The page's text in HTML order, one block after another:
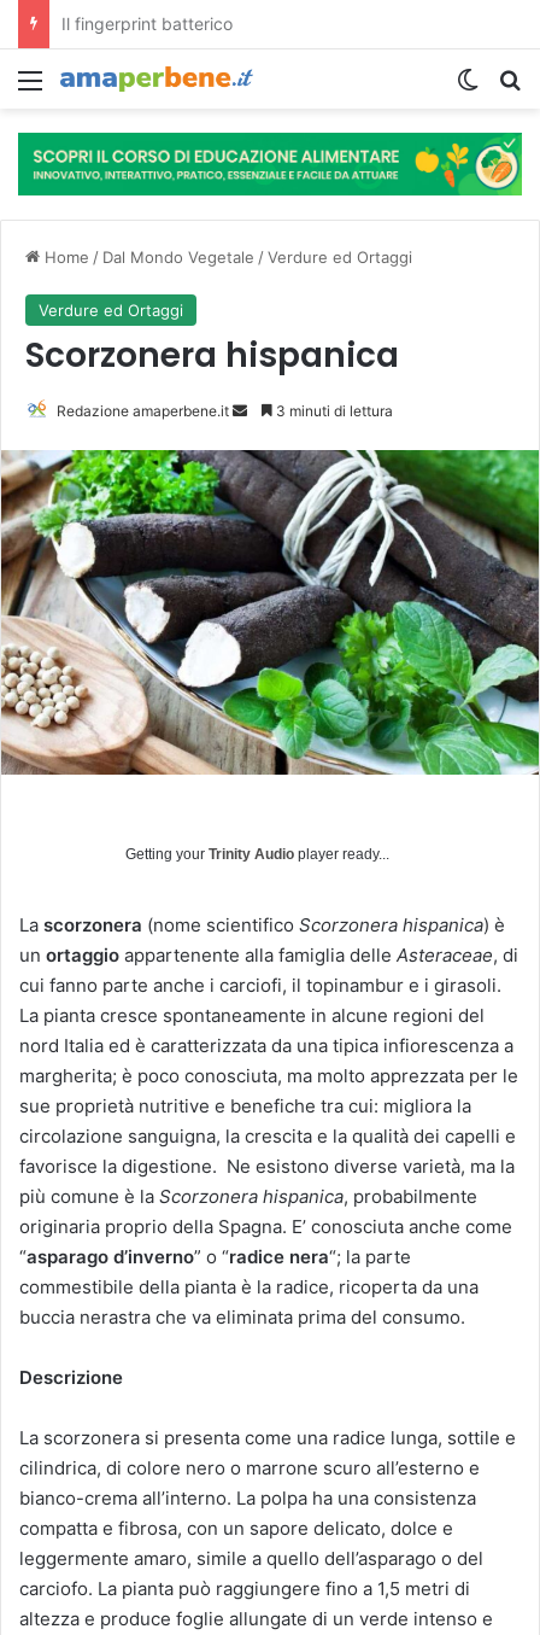
Menu
Home / Dal Mondo Vegetale /Verdure ed Ortaggi
Verdure ed Ortaggi
Scorzonera hispanica
Redazione amaperbene.it
v
i
a
n
'
e
m
a
i
l
3 minuti di lettura
Getting your Trinity Audio player ready...
La scorzonera (nome scientifico Scorzonera hispanica) è
un ortaggio appartenente alla famiglia delle Asteraceae, di
cui fanno parte anche i carciofi, il topinambur e i girasoli.
La pianta cresce spontaneamente in alcune regioni del
nord Italia ed è caratterizzata da una tipica infiorescenza a
margherita; è poco conosciuta, ma molto apprezzata per le
sue proprietà nutritive e benefiche tra cui: migliora la
circolazione sanguigna, la crescita e la qualità dei capelli e
favorisce la digestione. Ne esistono diverse varietà, ma la
più comune è la Scorzonera hispanica, probabilmente
originaria proprio della Spagna. E’ conosciuta anche come
“asparago d’inverno” o “radice nera“; la parte
commestibile della pianta è la radice, ricoperta da una
buccia nerastra che va eliminata prima del consumo.
Descrizione
La scorzonera si presenta come una radice lunga, sottile e
cilindrica, di colore nero o marrone scuro all’esterno e
bianco-crema all’interno. La polpa ha una consistenza
compatta e fibrosa, con un sapore delicato, dolce e
leggermente amaro, simile a quello dell’asparago o del
carciofo. La pianta può raggiungere fino a 1,5 metri di
altezza e produce foglie allungate di un verde intenso e